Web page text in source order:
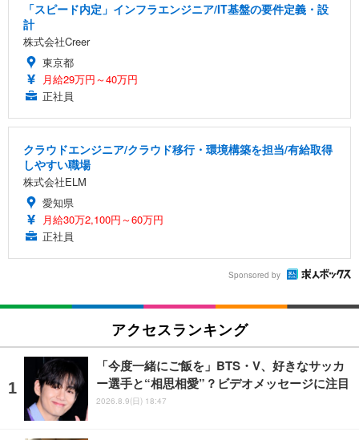
「スピード内定」インフラエンジニア/IT基盤の要件定義・設
計
株式会社Creer
東京都
月給29万円～40万円
正社員
クラウドエンジニア/クラウド移行・環境構築を担当/有給取得
しやすい職場
株式会社ELM
愛知県
月給30万2,100円～60万円
正社員
Sponsored by
アクセスランキング
「今度一緒にご飯を」BTS・V、好きなサッカ
ー選手と“相思相愛”？ビデオメッセージに注目
2026.8.9(日) 18:47